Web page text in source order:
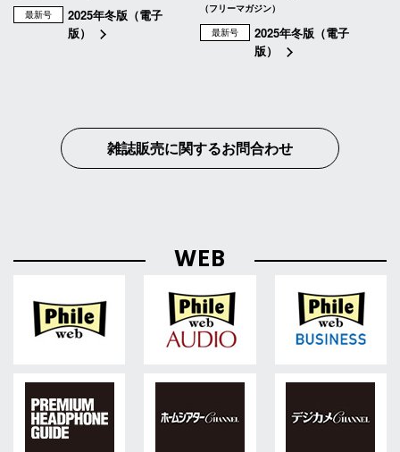
最新号
2025年冬版（電子
版）
（フリーマガジン）
最新号
2025年冬版（電子
版）
雑誌販売に関するお問合わせ
WEB